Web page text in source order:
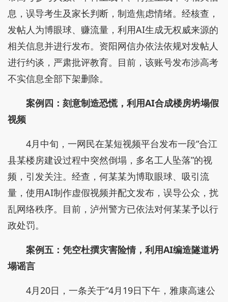
息，误导考生及家长判断，制造焦虑情绪。经核查，
发帖人为博眼球、赚流量，利用AI生成无权威来源的
相关信息并进行发布。资阳网信办依法依规对发帖人
进行约谈，严肃批评教育。目前，该账号发布涉高考
不实信息全部下架删除。
案例四：刻意制造恐慌，利用AI合成楼房坍塌假
视频
4月中旬，一网民在某短视频平台发布一段“合江
县某楼房建设过程中突然倒塌，多名工人坠落”的视
频，引发关注。经查，何某某为博取眼球、吸引流
量，使用AI制作虚假视频并配文发布，误导公众，扰
乱网络秩序。目前，泸州警方已依法对何某某予以行
政处罚。
案例五：凭空杜撰灾害险情，利用AI编造隧道坍
塌谣言
4月20日，一条关于“4月19日下午，雅康高速公